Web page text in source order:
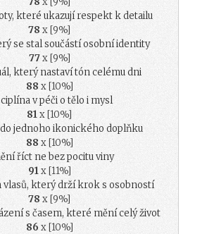
které ukazují respekt k detailu
78 x [9%]
se stal součástí osobní identity
77x [9%]
který nastaví tón celému dni
88 x [10%]
v péči o tělo i mysl
81x [10%]
jednoho ikonického doplňku
88 x [10%]
říct ne bez pocitu viny
91x [11%]
vlasů, který drží krok s osobností
78 x [9%]
s časem, které mění celý život
86 x [10%]